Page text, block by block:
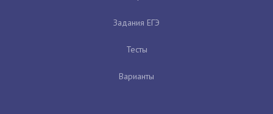
Задания ЕГЭ
Тесты
Варианты